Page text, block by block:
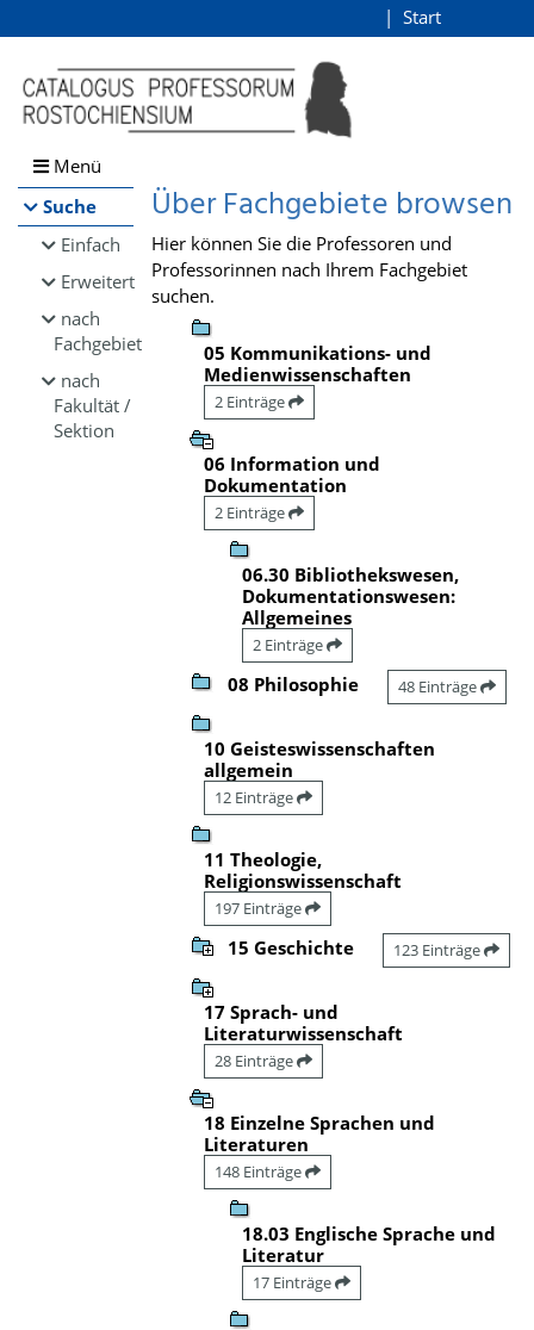
Browsen
direkt zum Inhalt
Start
Menü
Suche
Einfach
Erweitert
nach
Fachgebiet
nach
Fakultät /
Sektion
Über Fachgebiete browsen
Hier können Sie die Professoren und
Professorinnen nach Ihrem Fachgebiet
suchen.
05 Kommunikations- und
Medienwissenschaften
2 Einträge
06 Information und
Dokumentation
2 Einträge
06.30 Bibliothekswesen,
Dokumentationswesen:
Allgemeines
2 Einträge
08 Philosophie 48 Einträge
10 Geisteswissenschaften
allgemein
12 Einträge
11 Theologie,
Religionswissenschaft
197 Einträge
15 Geschichte 123 Einträge
17 Sprach- und
Literaturwissenschaft
28 Einträge
18 Einzelne Sprachen und
Literaturen
148 Einträge
18.03 Englische Sprache und
Literatur
17 Einträge